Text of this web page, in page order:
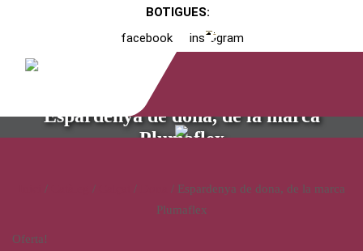
BOTIGUES:
facebook
instagram
Espardenya de dona, de la marca
Plumaflex
/ / /
/ Espardenya de dona, de la marca
Plumaflex
Oferta!